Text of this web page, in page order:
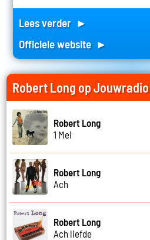
Lees verder ►
Officiele website ►
Robert Long op Jouwradio
Robert Long
1 Mei
Robert Long
Ach
Robert Long
Ach liefde